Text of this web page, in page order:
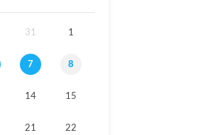
31 1
7 8
14 15
21 22